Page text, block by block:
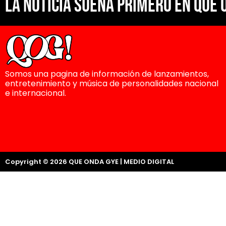
La noticia suena primero en Que
Somos una pagina de información de lanzamientos,
entretenimiento y música de personalidades nacional
e internacional.
Copyright © 2026 QUE ONDA GYE | MEDIO DIGITAL